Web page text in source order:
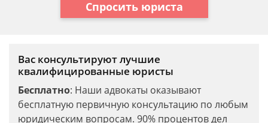
Спросить юриста
Вас консультируют лучшие
квалифицированные юристы
Бесплатно: Наши адвокаты оказывают
бесплатную первичную консультацию по любым
юридическим вопросам. 90% процентов дел